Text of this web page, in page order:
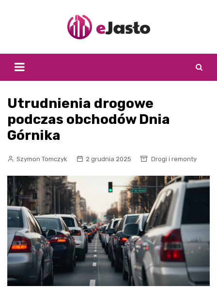
Utrudnienia drogowe
podczas obchodów Dnia
Górnika
Szymon Tomczyk 2 grudnia 2025 Drogi i remonty